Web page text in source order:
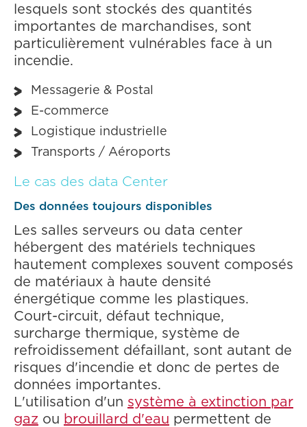
lesquels sont stockés des quantités
importantes de marchandises, sont
particulièrement vulnérables face à un
incendie.
Messagerie & Postal
E-commerce
Logistique industrielle
Transports / Aéroports
Le cas des data Center
Des données toujours disponibles
Les salles serveurs ou data center
hébergent des matériels techniques
hautement complexes souvent composés
de matériaux à haute densité
énergétique comme les plastiques.
Court-circuit, défaut technique,
surcharge thermique, système de
refroidissement défaillant, sont autant de
risques d'incendie et donc de pertes de
données importantes.
L'utilisation d'un système à extinction par
gaz ou brouillard d'eau permettent de